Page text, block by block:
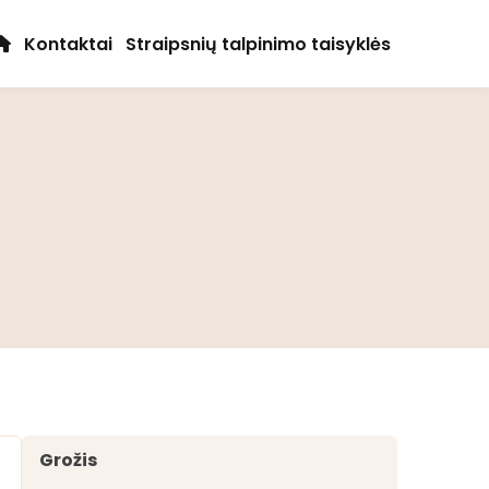
Kontaktai Straipsnių talpinimo taisyklės
Grožis